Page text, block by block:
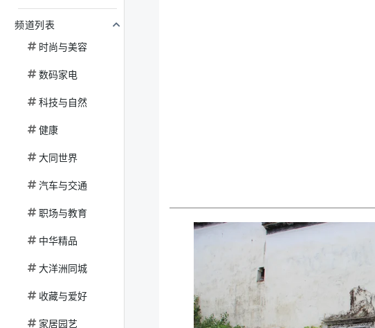
频道列表
时尚与美容
数码家电
科技与自然
健康
大同世界
汽车与交通
职场与教育
中华精品
大洋洲同城
收藏与爱好
家居园艺